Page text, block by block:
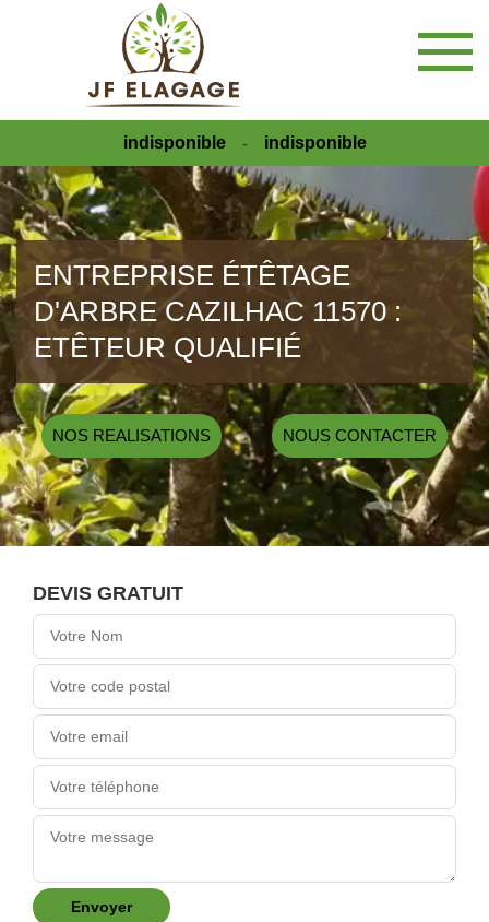
indisponible - indisponible
ENTREPRISE ÉTÊTAGE
D'ARBRE CAZILHAC 11570 :
ETÊTEUR QUALIFIÉ
NOS REALISATIONS NOUS CONTACTER
DEVIS GRATUIT